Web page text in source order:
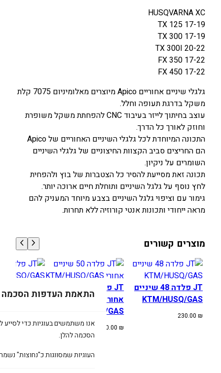
התאמת העדפות הסכמה
אנו משתמשים בעוגיות כדי לסייע
הסכמה להלן.
העוגיות שמסווגות כ"נחוצות"
HUSQVARNA XC
TX 125 17-19
TX 300 17-19
TX 300I 20-22
FX 350 17-22
FX 450 17-22
גלגלי שיניים אחוריים Apico מיוצרים מאלומיניום 7075 קלת
משקל בדרגת תעופה וחלל.
עוצב בחיתוך לייזר בעיבוד CNC להפחתת משקל משופרת
וחוזק לאורך כל הדרך.
התכונה המיוחדת לכל גלגלי השיניים האחוריים של Apico
הם החריצים סביב הקצוות החיצוניים של גלגלי השיניים
השומרים על ניקיון.
תכונה זאת מסייעת להסיר כל הצטברות של בוץ ולהפחית
לחץ נוסף על גלגל השיניים ותוחלת חיים ארוכה יותר.
גימור עם וציפוי גלגל השיניים בצבע מיוחד המעניק להם
מראה ייחודי ותכונות אנטי קורוזיה ללא תחרות.
מוצרים קשורים
JT פלדה 48 שיניים
KTM/HUSQ/GAS
230.00 ₪
אחורי
KTM/HUSQ/GAS
230.00₪
HUSQ/GAS